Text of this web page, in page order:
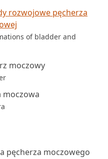
rozwojowe pęcherza
of bladder and
moczowy
moczowa
pęcherza moczowego